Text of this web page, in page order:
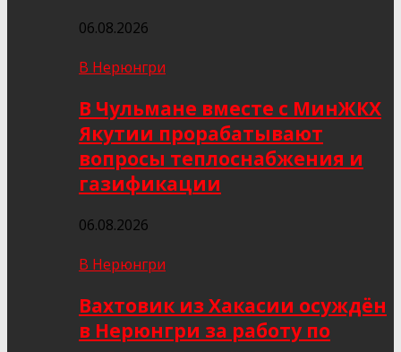
06.08.2026
В Нерюнгри
В Чульмане вместе с МинЖКХ
Якутии прорабатывают
вопросы теплоснабжения и
газификации
06.08.2026
В Нерюнгри
Вахтовик из Хакасии осуждён
в Нерюнгри за работу по